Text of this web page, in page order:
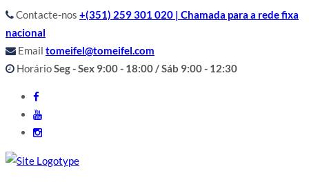
Contacte-nos +(351) 259 301 020 | Chamada para a rede fixa
nacional
Email tomeifel@tomeifel.com
HorárioSeg - Sex 9:00 - 18:00 / Sáb 9:00 - 12:30